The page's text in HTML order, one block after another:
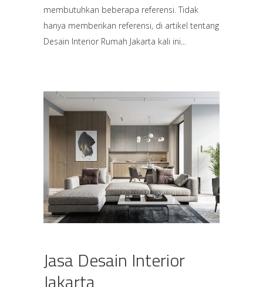
membutuhkan beberapa referensi. Tidak
hanya memberikan referensi, di artikel tentang
Desain Interior Rumah Jakarta kali ini
Jasa Desain Interior
Jakarta